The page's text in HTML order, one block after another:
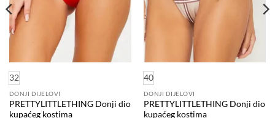
32
DONJI DIJELOVI
PRETTYLITTLETHING Donji dio
kupaćeg kostima
40
DONJI DIJELOVI
PRETTYLITTLETHING Donji dio
kupaćeg kostima